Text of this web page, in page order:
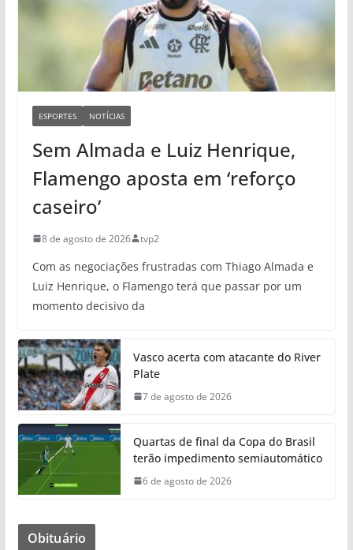
ESPORTES NOTÍCIAS
Sem Almada e Luiz Henrique,
Flamengo aposta em ‘reforço
caseiro’
8 de agosto de 2026 tvp2
Com as negociações frustradas com Thiago Almada e
Luiz Henrique, o Flamengo terá que passar por um
momento decisivo da
Vasco acerta com atacante do River
Plate
7 de agosto de 2026
Quartas de final da Copa do Brasil
terão impedimento semiautomático
6 de agosto de 2026
Obituário